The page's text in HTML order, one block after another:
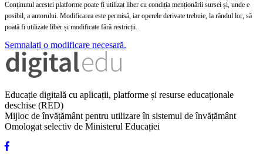
Conținutul acestei platforme poate fi utilizat liber cu condiția menționării sursei și, unde e
posibil, a autorului. Modificarea este permisă, iar operele derivate trebuie, la rândul lor, să
poată fi utilizate liber și modificate fără restricții.
Semnalați o modificare necesară.
Educație digitală cu aplicații, platforme și resurse educaționale
deschise (RED)
Mijloc de învățământ pentru utilizare în sistemul de învățământ
Omologat selectiv de Ministerul Educației